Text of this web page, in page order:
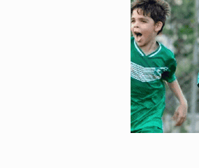
VÍDEO:Três são
CELEBRAÇÃO:
SAÚDE:Anvisa
VÍDEO:Pitbulls
AÇÃO